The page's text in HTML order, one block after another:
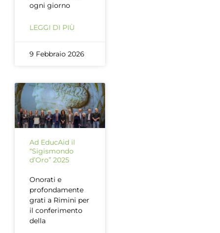
ogni giorno
LEGGI DI PIÙ
9 Febbraio 2026
Ad EducAid il
“Sigismondo
d’Oro” 2025
Onorati e
profondamente
grati a Rimini per
il conferimento
della